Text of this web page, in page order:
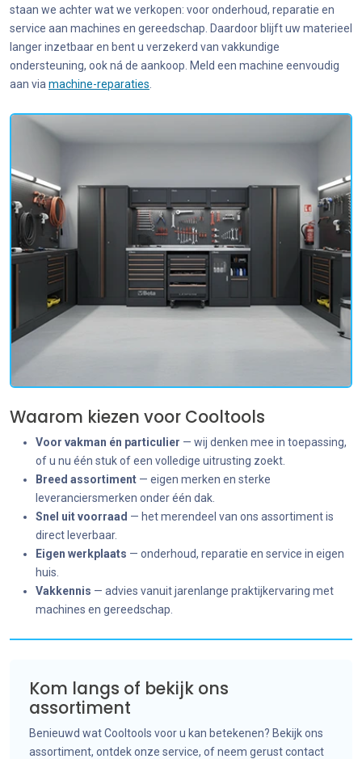
staan we achter wat we verkopen: voor onderhoud, reparatie en
service aan machines en gereedschap. Daardoor blijft uw materieel
langer inzetbaar en bent u verzekerd van vakkundige
ondersteuning, ook ná de aankoop. Meld een machine eenvoudig
aan via machine-reparaties
Waarom kiezen voor Cooltools
Voor vakman én particulier — wij denken mee in toepassing,
of u nu één stuk of een volledige uitrusting zoekt.
Breed assortiment — eigen merken en sterke
leveranciersmerken onder één dak.
Snel uit voorraad — het merendeel van ons assortiment is
direct leverbaar.
Eigen werkplaats — onderhoud, reparatie en service in eigen
huis.
Vakkennis — advies vanuit jarenlange praktijkervaring met
machines en gereedschap.
Kom langs of bekijk ons
assortiment
Benieuwd wat Cooltools voor u kan betekenen? Bekijk ons
assortiment, ontdek onze service, of neem gerust contact